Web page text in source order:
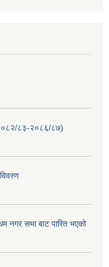
८३-२०८६/८७)
सभा बाट पारित भएको